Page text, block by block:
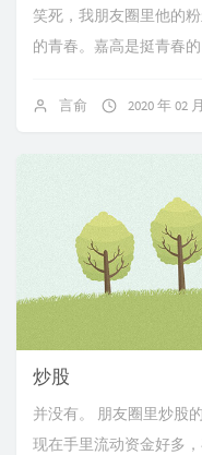
笑死，我朋友圈里他的
的青春。嘉高是挺青春
言俞 2020 年 02
炒股
并没有。 朋友圈里炒股
现在手里流动资金好多